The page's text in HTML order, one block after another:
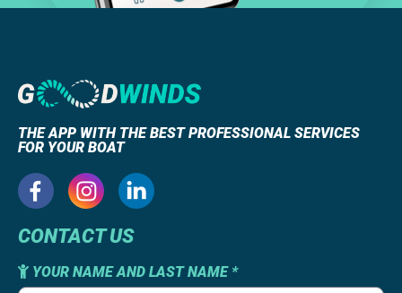
THE APP WITH THE BEST PROFESSIONAL SERVICES
FOR YOUR BOAT
CONTACT US
YOUR NAME AND LAST NAME *